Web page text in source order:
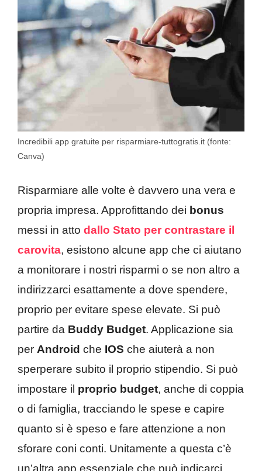
Incredibili app gratuite per risparmiare-tuttogratis.it (fonte:
Canva)
Risparmiare alle volte è davvero una vera e
propria impresa. Approfittando dei bonus
messi in atto dallo Stato per contrastare il
carovita, esistono alcune app che ci aiutano
a monitorare i nostri risparmi o se non altro a
indirizzarci esattamente a dove spendere,
proprio per evitare spese elevate. Si può
partire da Buddy Budget. Applicazione sia
per Android che IOS che aiuterà a non
sperperare subito il proprio stipendio. Si può
impostare il proprio budget, anche di coppia
o di famiglia, tracciando le spese e capire
quanto si è speso e fare attenzione a non
sforare coni conti. Unitamente a questa c’è
un’altra app essenziale che può indicarci